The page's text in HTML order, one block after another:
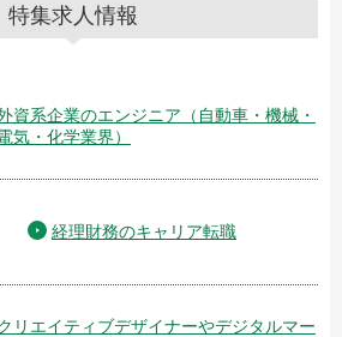
特集求人情報
資系企業のエンジニア（自動車・機械・
気・化学業界）
経理財務のキャリア転職
リエイティブデザイナーやデジタルマー